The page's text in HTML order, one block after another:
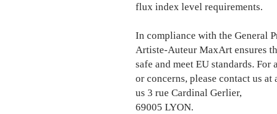
flux index level requirements.
Artiste-Auteur MaxArt ensures
safe and meet EU standards.
or concerns, please contact us at
us 3 rue Cardinal Gerlier,
69005 LYON.